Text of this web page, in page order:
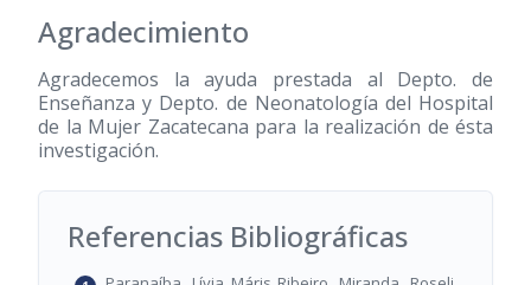
Agradecimiento
Agradecemos la ayuda prestada al Depto. de
Enseñanza y Depto. de Neonatología del Hospital
de la Mujer Zacatecana para la realización de ésta
investigación.
Referencias Bibliográficas